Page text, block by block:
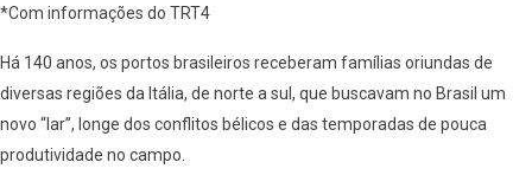
*Com informações do TRT4
Há 140 anos, os portos brasileiros receberam famílias oriundas de
diversas regiões da Itália, de norte a sul, que buscavam no Brasil um
novo “lar”, longe dos conflitos bélicos e das temporadas de pouca
produtividade no campo.